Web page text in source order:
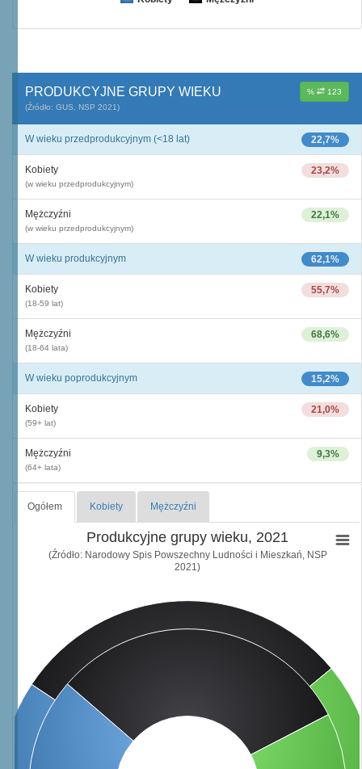
% 123
PRODUKCYJNE GRUPY WIEKU
(Źródło: GUS, NSP 2021)
22,7%
W wieku przedprodukcyjnym (<18 lat)
23,2%
Kobiety
(w wieku przedprodukcyjnym)
22,1%
Mężczyźni
(w wieku przedprodukcyjnym)
62,1%
W wieku produkcyjnym
55,7%
Kobiety
(18-59 lat)
68,6%
Mężczyźni
(18-64 lata)
15,2%
W wieku poprodukcyjnym
21,0%
Kobiety
(59+ lat)
9,3%
Mężczyźni
(64+ lata)
Ogółem Kobiety Mężczyźni
Produkcyjne grupy wieku, 2021
(Źródło: Narodowy Spis Powszechny Ludności i Mieszkań, NSP
2021)